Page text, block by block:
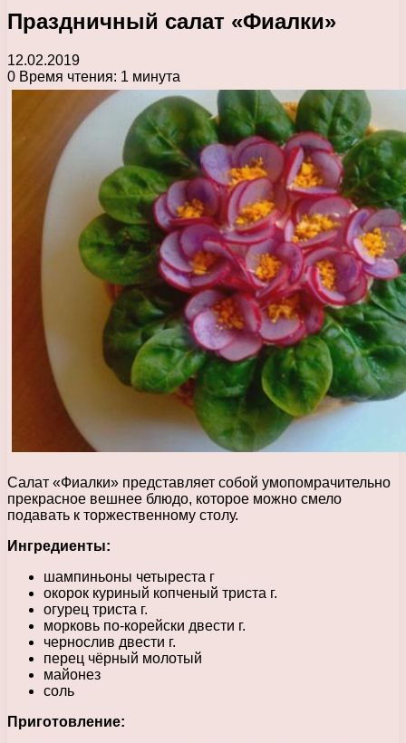
Праздничный салат «Фиалки»
12.02.2019
0 Время чтения: 1 минута
Салат «Фиалки» представляет собой умопомрачительно
прекрасное вешнее блюдо, которое можно смело
подавать к торжественному столу.
Ингредиенты:
шампиньоны четыреста г
окорок куриный копченый триста г.
огурец триста г.
морковь по-корейски двести г.
чернослив двести г.
перец чёрный молотый
майонез
соль
Приготовление: